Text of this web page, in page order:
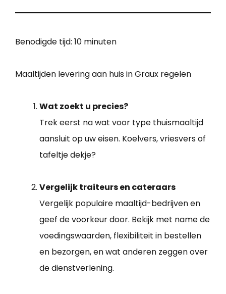
Benodigde tijd: 10 minuten
Maaltijden levering aan huis in Graux regelen
Wat zoekt u precies?
Trek eerst na wat voor type thuismaaltijd
aansluit op uw eisen. Koelvers, vriesvers of
tafeltje dekje?
Vergelijk traiteurs en cateraars
Vergelijk populaire maaltijd-bedrijven en
geef de voorkeur door. Bekijk met name de
voedingswaarden, flexibiliteit in bestellen
en bezorgen, en wat anderen zeggen over
de dienstverlening.